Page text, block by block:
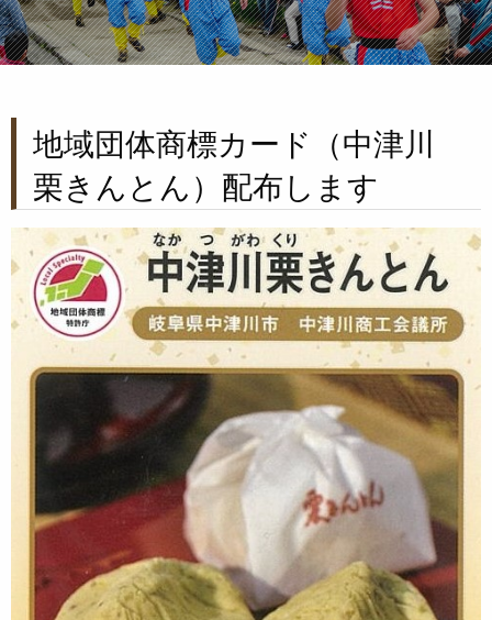
地域団体商標カード（中津川
栗きんとん）配布します